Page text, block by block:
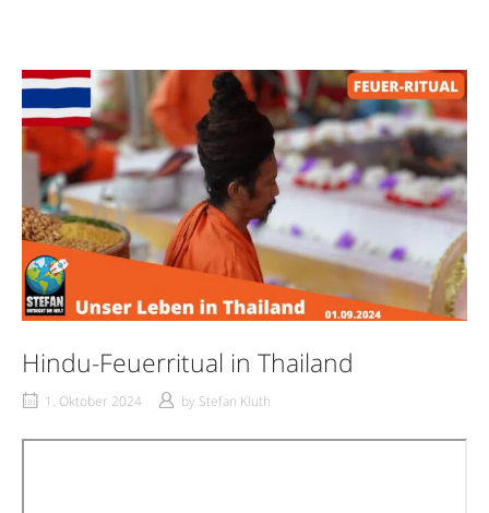
Hindu-Feuerritual in Thailand
1. Oktober 2024 by Stefan Kluth